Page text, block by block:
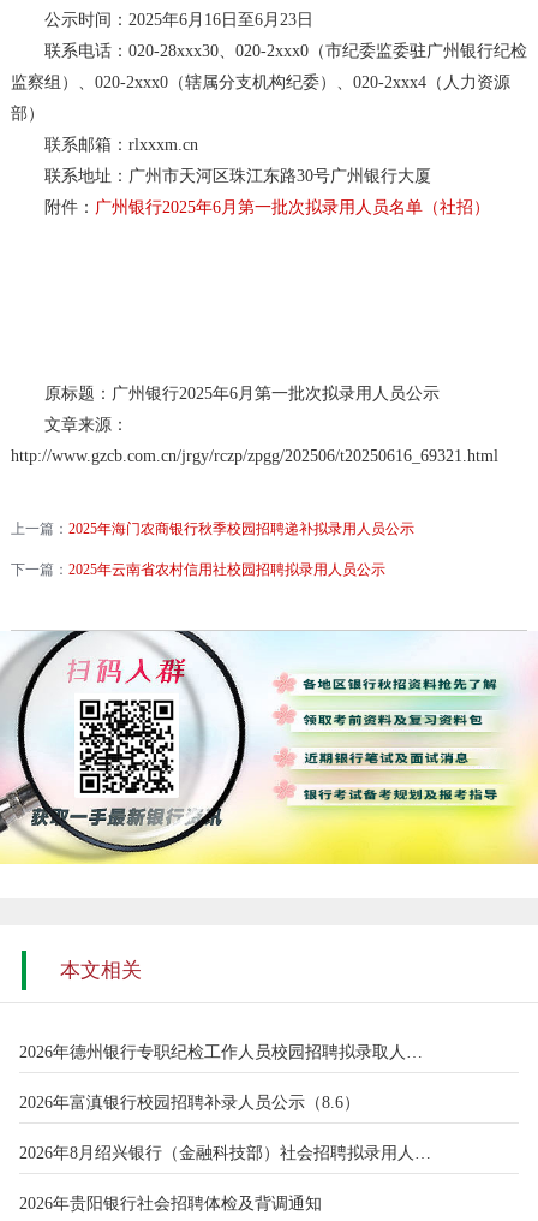
公示时间：2025年6月16日至6月23日
联系电话：020-28xxx30、020-2xxx0（市纪委监委驻广州银行纪检
监察组）、020-2xxx0（辖属分支机构纪委）、020-2xxx4（人力资源
部）
联系邮箱：rlxxxm.cn
联系地址：广州市天河区珠江东路30号广州银行大厦
附件： 广州银行2025年6月第一批次拟录用人员名单（社招）
原标题：广州银行2025年6月第一批次拟录用人员公示
文章来源：
http://www.gzcb.com.cn/jrgy/rczp/zpgg/202506/t20250616_69321.html
上一篇： 2025年海门农商银行秋季校园招聘递补拟录用人员公示
下一篇： 2025年云南省农村信用社校园招聘拟录用人员公示
本文相关
2026年德州银行专职纪检工作人员校园招聘拟录取人员公示
2026年富滇银行校园招聘补录人员公示（8.6）
2026年8月绍兴银行（金融科技部）社会招聘拟录用人员公示名单
2026年贵阳银行社会招聘体检及背调通知